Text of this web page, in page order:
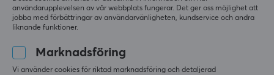
användarupplevelsen av vår webbplats fungerar. Det ger oss möjlighet att
jobba med förbättringar av användarvänligheten, kundservice och andra
liknande funktioner.
Marknadsföring
Vi använder cookies för riktad marknadsföring och detaljerad